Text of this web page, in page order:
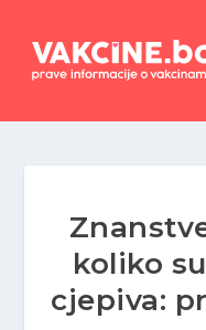
koliko
cjepiva: